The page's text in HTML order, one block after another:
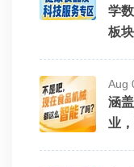
学
板
Aug
涵
业